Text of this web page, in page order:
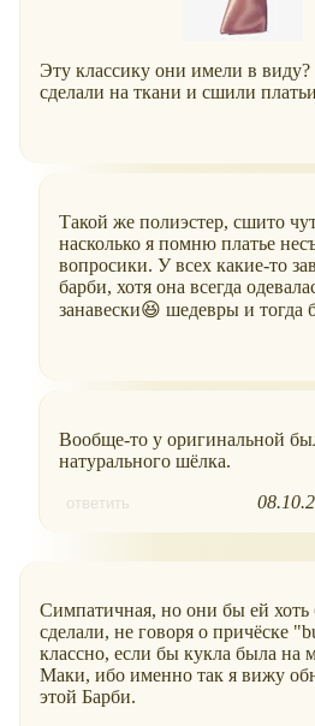
Эту классику они имели в
сделали на ткани и сшили
Такой же полиэстер, сшито
насколько я помню платье
вопросики. У всех какие-то
барби, хотя она всегда
занавески😆 шедевры и тогда
Вообще-то у оригинальной
натурального шёлка.
ответить
Симпатичная, но они бы ей хоть
сделали, не говоря о причёске
классно, если бы кукла была
Маки, ибо именно так я вижу
этой Барби.